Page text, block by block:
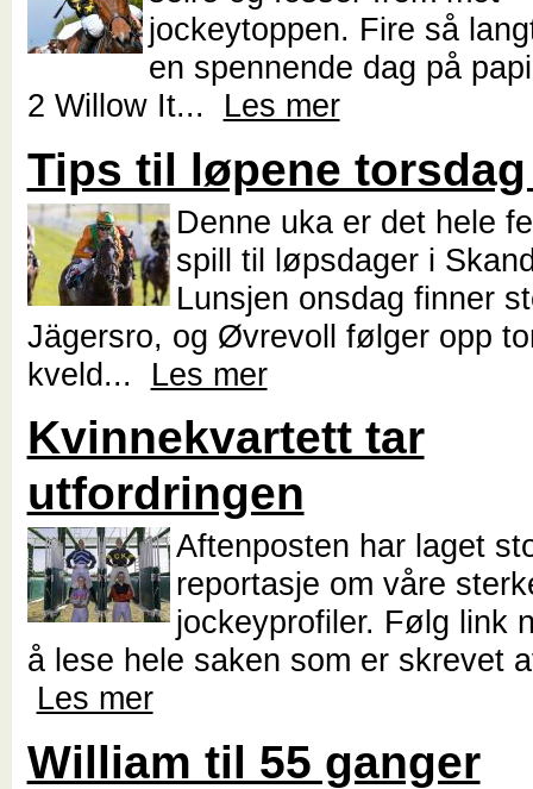
jockeytoppen. Fire så
en spennende dag på
2 Willow It... Les mer
Tips til løpene
Denne uka er det hele
spill til løpsdager i
Lunsjen onsdag finner
Jägersro, og Øvrevoll følger opp
kveld... Les mer
Kvinnekvartett tar
utfordringen
Aftenposten har laget
reportasje om våre
jockeyprofiler. Følg link
å lese hele saken som er skrevet
Les mer
William til 55 ganger